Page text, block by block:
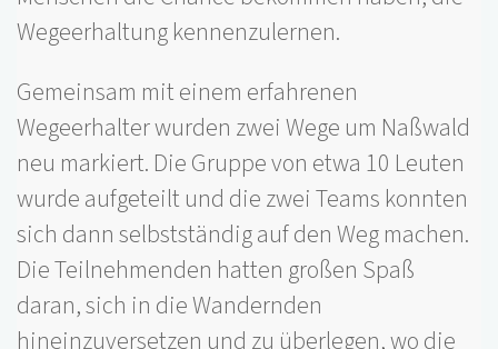
Wegeerhaltung kennenzulernen.
Gemeinsam mit einem erfahrenen
Wegeerhalter wurden zwei Wege um Naßwald
neu markiert. Die Gruppe von etwa 10 Leuten
wurde aufgeteilt und die zwei Teams konnten
sich dann selbstständig auf den Weg machen.
Die Teilnehmenden hatten großen Spaß
daran, sich in die Wandernden
hineinzuversetzen und zu überlegen, wo die